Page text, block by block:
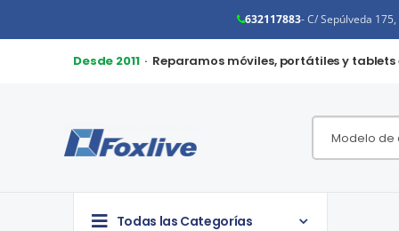
632117883- C/ Sepúlveda
Desde 2011· Reparamos móviles, portátiles y tablets
Todas las Categorías